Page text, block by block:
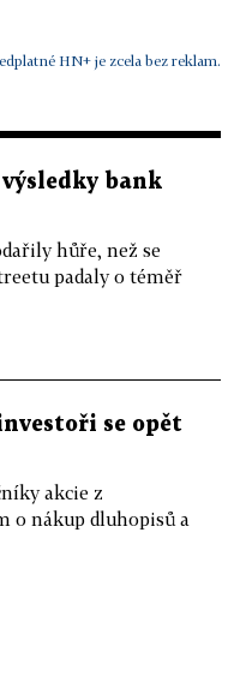
HN+ je zcela bez reklam.
bank
hůře, než se
padaly o téměř
se opět
akcie z
o nákup dluhopisů a